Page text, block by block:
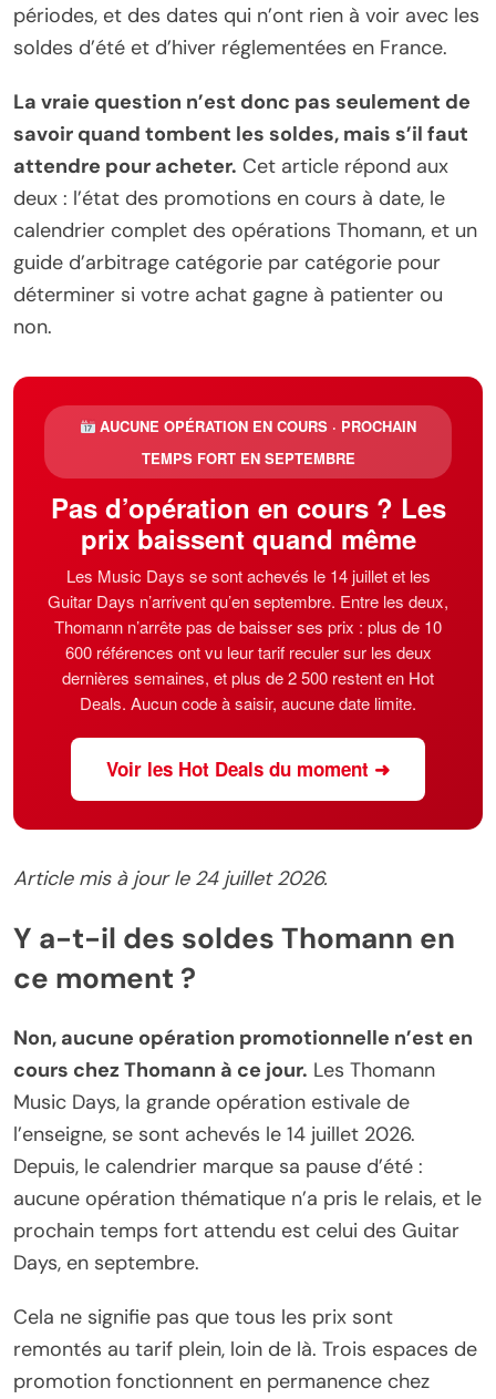
périodes, et des dates qui n’ont rien à voir avec les
soldes d’été et d’hiver réglementées en France.
La vraie question n’est donc pas seulement de
savoir quand tombent les soldes, mais s’il faut
attendre pour acheter. Cet article répond aux
deux : l’état des promotions en cours à date, le
calendrier complet des opérations Thomann, et un
guide d’arbitrage catégorie par catégorie pour
déterminer si votre achat gagne à patienter ou
non.
AUCUNE OPÉRATION EN COURS · PROCHAIN
TEMPS FORT EN SEPTEMBRE
Pas d’opération en cours ? Les
prix baissent quand même
Les Music Days se sont achevés le 14 juillet et les
Guitar Days n’arrivent qu’en septembre. Entre les deux,
Thomann n’arrête pas de baisser ses prix : plus de 10
600 références ont vu leur tarif reculer sur les deux
dernières semaines, et plus de 2 500 restent en Hot
Deals. Aucun code à saisir, aucune date limite.
Voir les Hot Deals du moment ➜
Article mis à jour le 24 juillet 2026.
Y a-t-il des soldes Thomann en
ce moment ?
Non, aucune opération promotionnelle n’est en
cours chez Thomann à ce jour. Les Thomann
Music Days, la grande opération estivale de
l’enseigne, se sont achevés le 14 juillet 2026.
Depuis, le calendrier marque sa pause d’été :
aucune opération thématique n’a pris le relais, et le
prochain temps fort attendu est celui des Guitar
Days, en septembre.
Cela ne signifie pas que tous les prix sont
remontés au tarif plein, loin de là. Trois espaces de
promotion fonctionnent en permanence chez